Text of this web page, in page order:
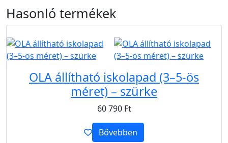
Hasonló termékek
OLA állítható iskolapad (3–5-ös
méret) – szürke
60 790 Ft
Bővebben